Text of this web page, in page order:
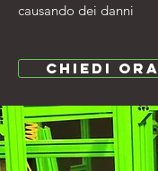
causando dei danni
Chiedi ora